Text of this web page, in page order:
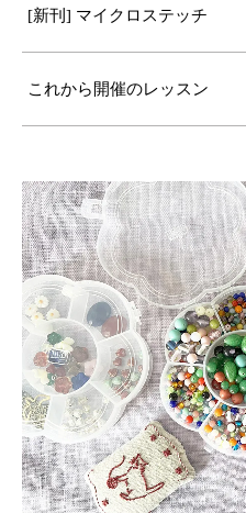
[新刊] マイクロステッチ
これから開催のレッスン